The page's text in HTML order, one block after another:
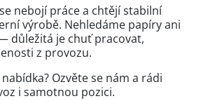
nebojí práce a chtějí stabilní
výrobě. Nehledáme papíry ani
důležitá je chuť pracovat,
z provozu.
Ozvěte se nám a rádi
i samotnou pozici.